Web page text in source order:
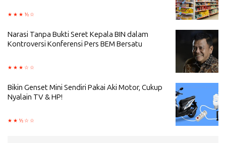
Narasi Tanpa Bukti Seret Kepala BIN dalam
Kontroversi Konferensi Pers BEM Bersatu
Bikin Genset Mini Sendiri Pakai Aki Motor, Cukup
Nyalain TV & HP!